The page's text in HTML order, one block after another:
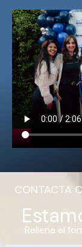
CONTACTA
Rellena el